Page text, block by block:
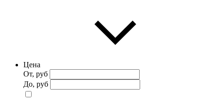
Цена
От, руб
До, руб